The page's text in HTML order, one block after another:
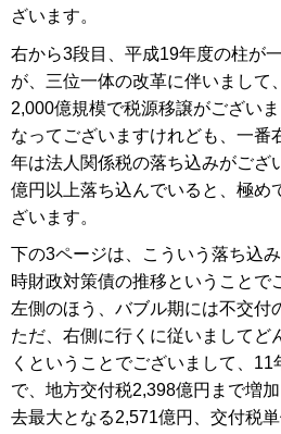
ざいます。
右から3段目、平成19年度の柱が
が、三位一体の改革に伴いまして
2,000億規模で税源移譲がござい
なってございますけれども、一番
年は法人関係税の落ち込みがござ
億円以上落ち込んでいると、極め
ざいます。
下の3ページは、こういう落ち込
時財政対策債の推移ということで
左側のほう、バブル期には不交付
ただ、右側に行くに従いましてど
くということでございまして、
で、地方交付税2,398億円まで増
去最大となる2,571億円、交付税